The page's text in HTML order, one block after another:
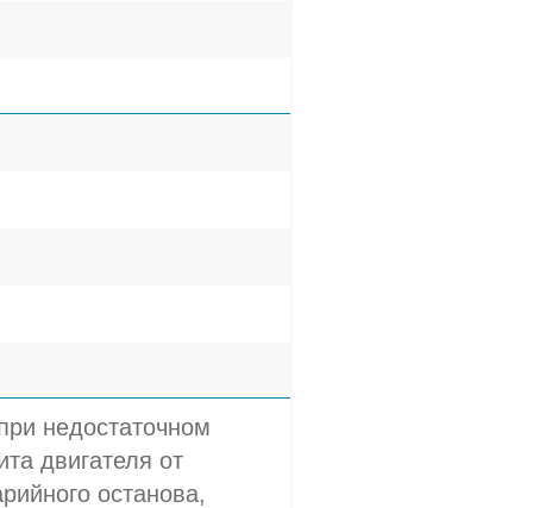
недостаточном
двигателя от
останова,